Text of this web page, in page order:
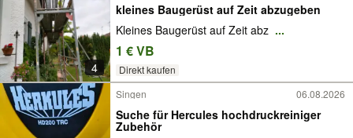
4
kleines Baugerüst auf Zeit abzugeben
Kleines Baugerüst auf Zeit abz ...
1 € VB
Direkt kaufen
Singen 06.08.2026
Suche für Hercules hochdruckreiniger
Zubehör